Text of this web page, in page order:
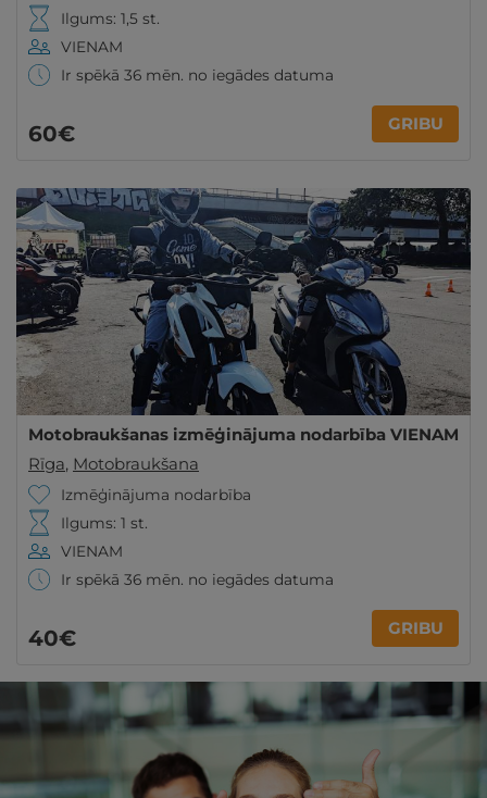
Ilgums: 1,5 st.
VIENAM
Ir spēkā 36 mēn. no iegādes datuma
60€ GRIBU
Motobraukšanas izmēģinājuma nodarbība VIENAM
Rīga, Motobraukšana
Izmēģinājuma nodarbība
Ilgums: 1 st.
VIENAM
Ir spēkā 36 mēn. no iegādes datuma
40€ GRIBU